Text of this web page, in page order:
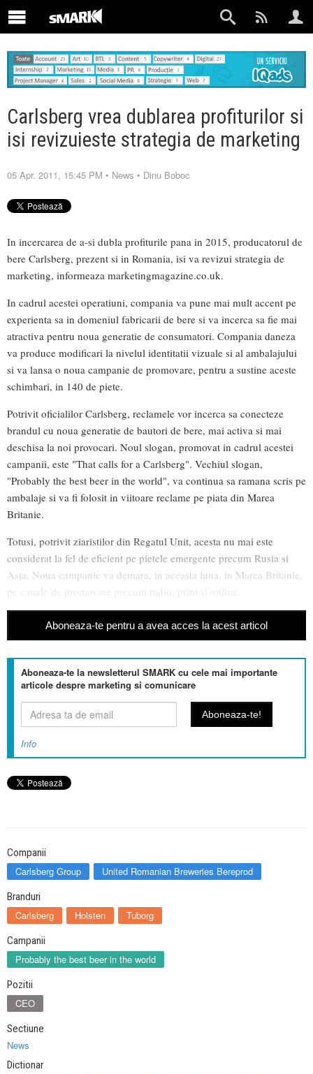
Carlsberg vrea dublarea profiturilor si
isi revizuieste strategia de marketing
05 Apr. 2011, 15:45 PM • News • Dinu Boboc
In incercarea de a-si dubla profiturile pana in 2015, producatorul de
bere Carlsberg, prezent si in Romania, isi va revizui strategia de
marketing, informeaza marketingmagazine.co.uk.
In cadrul acestei operatiuni, compania va pune mai mult accent pe
experienta sa in domeniul fabricarii de bere si va incerca sa fie mai
atractiva pentru noua generatie de consumatori. Compania daneza
va produce modificari la nivelul identitatii vizuale si al ambalajului
si va lansa o noua campanie de promovare, pentru a sustine aceste
schimbari, in 140 de piete.
Potrivit oficialilor Carlsberg, reclamele vor incerca sa conecteze
brandul cu noua generatie de bautori de bere, mai activa si mai
deschisa la noi provocari. Noul slogan, promovat in cadrul acestei
campanii, este "That calls for a Carlsberg". Vechiul slogan,
"Probably the best beer in the world", va continua sa ramana scris pe
ambalaje si va fi folosit in viitoare reclame pe piata din Marea
Britanie.
Totusi, potrivit ziaristilor din Regatul Unit, acesta nu mai este
considerat la fel de eficient pe pietele emergente precum Rusia si
Asia. Noua campanie va demara, in aceasta luna, in Marea Britanie,
pe canale de promovare precum radio, print si online.
Aboneaza-te pentru a avea acces la acest articol
Aboneaza-te la newsletterul SMARK cu cele mai importante
articole despre marketing si comunicare
Info
Companii
Carlsberg Group United Romanian Breweries Bereprod
Branduri
Carlsberg Holsten Tuborg
Campanii
Probably the best beer in the world
Pozitii
CEO
Sectiune
News
Dictionar